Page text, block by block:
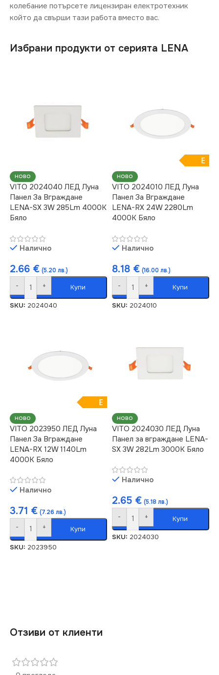
колебание потърсете лицензиран електротехник
който да свърши тази работа вместо вас.
Избрани продукти от серията LENA
НОВО
VITO 2024040 ЛЕД Луна
Панел За Вграждане
LENA-SX 3W 285Lm 4000K
Бяло
Налично
2.66 € (5.20 лв.)
- + Купи
SKU: 2024040
E
НОВО
VITO 2024010 ЛЕД Луна
Панел За Вграждане
LENA-RX 24W 2280Lm
4000K Бяло
Налично
8.18 € (16.00 лв.)
- + Купи
SKU: 2024010
E
НОВО
VITO 2023950 ЛЕД Луна
Панел За Вграждане
LENA-RX 12W 1140Lm
4000K Бяло
Налично
3.71 € (7.26 лв.)
- + Купи
SKU: 2023950
НОВО
VITO 2024030 ЛЕД Луна
Панел за вграждане LENA-
SX 3W 282Lm 3000K Бяло
Налично
2.65 € (5.18 лв.)
- + Купи
SKU: 2024030
Отзиви от клиенти